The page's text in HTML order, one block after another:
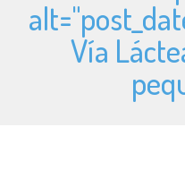
alt="
Vía